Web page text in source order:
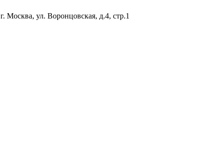
г. Москва, ул. Воронцовская, д.4, стр.1